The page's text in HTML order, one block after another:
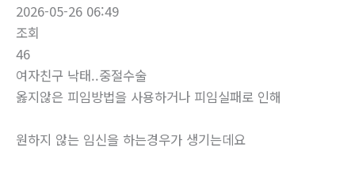
2026-05-26 06:49
조회
46
여자친구 낙태..중절수술
옳지않은 피임방법을 사용하거나 피임실패로 인해
원하지 않는 임신을 하는경우가 생기는데요